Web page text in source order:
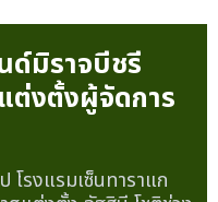
ด์มิราจบีชรี
ต่งตั้งผู้จัดการ
โรงแรมเซ็นทาราแก